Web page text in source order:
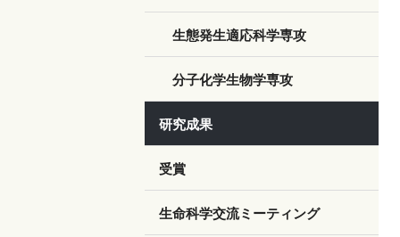
生態発生適応科学専攻
分子化学生物学専攻
研究成果
受賞
生命科学交流ミーティング